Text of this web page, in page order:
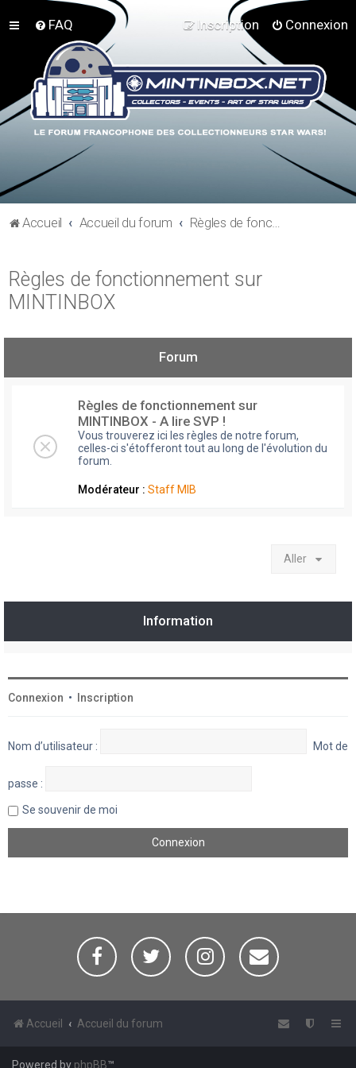
FAQ Connexion
Inscription
Accueil Accueil du forum Règles de fonctionnement sur MINTINBOX
Règles de fonctionnement sur
MINTINBOX
Forum
Règles de fonctionnement sur
MINTINBOX - A lire SVP !
Vous trouverez ici les règles de notre forum,
celles-ci s'étofferont tout au long de l'évolution du
forum.
Modérateur : Staff MIB
Aller
Information
Connexion • Inscription
Nom d’utilisateur : Mot de
passe :
Se souvenir de moi
Accueil Accueil du forum
Powered by phpBB™